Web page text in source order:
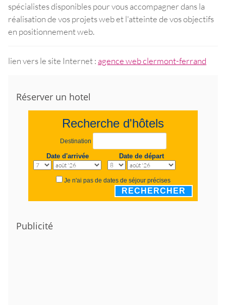
spécialistes disponibles pour vous accompagner dans la
réalisation de vos projets web et l'atteinte de vos objectifs
en positionnement web.
lien vers le site Internet : agence web clermont-ferrand
Réserver un hotel
Recherche d'hôtels
Destination
Date d'arrivée Date de départ
Je n'ai pas de dates de séjour précises
RECHERCHER
Publicité